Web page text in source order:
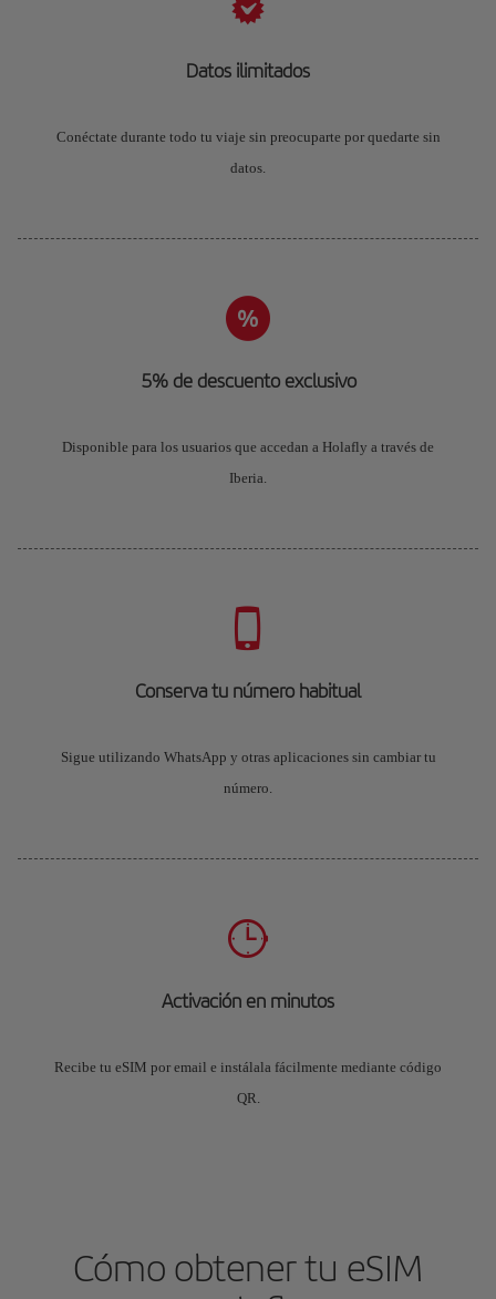
Datos ilimitados
Conéctate durante todo tu viaje sin preocuparte por quedarte sin
datos.
5% de descuento exclusivo
Disponible para los usuarios que accedan a Holafly a través de
Iberia.
Conserva tu número habitual
Sigue utilizando WhatsApp y otras aplicaciones sin cambiar tu
número.
Activación en minutos
Recibe tu eSIM por email e instálala fácilmente mediante código
QR.
Cómo obtener tu eSIM